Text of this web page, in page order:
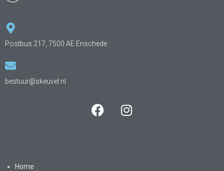
Postbus 217, 7500 AE Enschede
bestuur@skeuvel.nl
Home